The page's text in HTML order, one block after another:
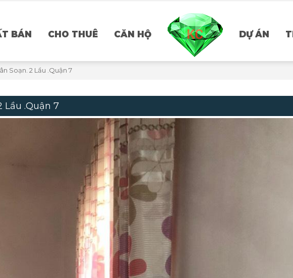
BÁN CHO THUÊ CĂN HỘ DỰ ÁN
Soạn. 2 Lầu .Quận 7
Lầu .Quận 7